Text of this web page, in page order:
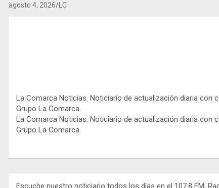
agosto 4, 2026 LC
La Comarca Noticias. Noticiario de actualización diaria con
Grupo La Comarca.
La Comarca Noticias. Noticiario de actualización diaria con
Grupo La Comarca.
Escuche nuestro noticiario todos los días en el 107.8 FM,